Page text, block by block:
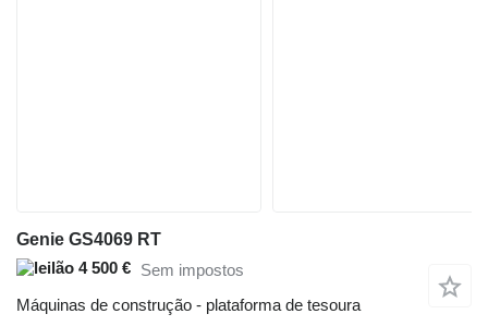
Genie GS4069 RT
4 500 € Sem impostos
Máquinas de construção - plataforma de tesoura